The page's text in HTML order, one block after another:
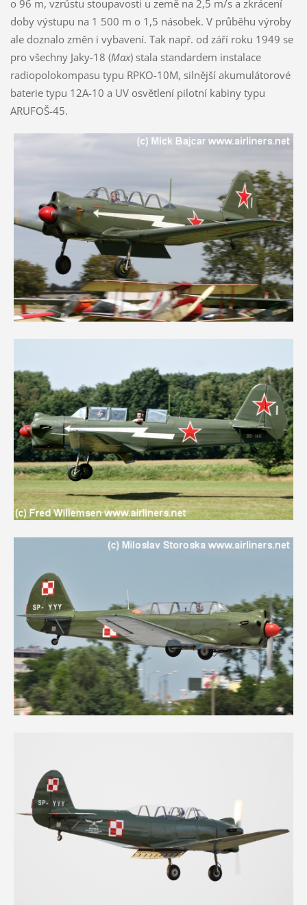
o 96 m, vzrůstu stoupavosti u země na 2,5 m/s a zkrácení
doby výstupu na 1 500 m o 1,5 násobek. V průběhu výroby
ale doznalo změn i vybavení. Tak např. od září roku 1949 se
pro všechny Jaky-18 (Max) stala standardem instalace
radiopolokompasu typu RPKO-10M, silnější akumulátorové
baterie typu 12A-10 a UV osvětlení pilotní kabiny typu
ARUFOŠ-45.